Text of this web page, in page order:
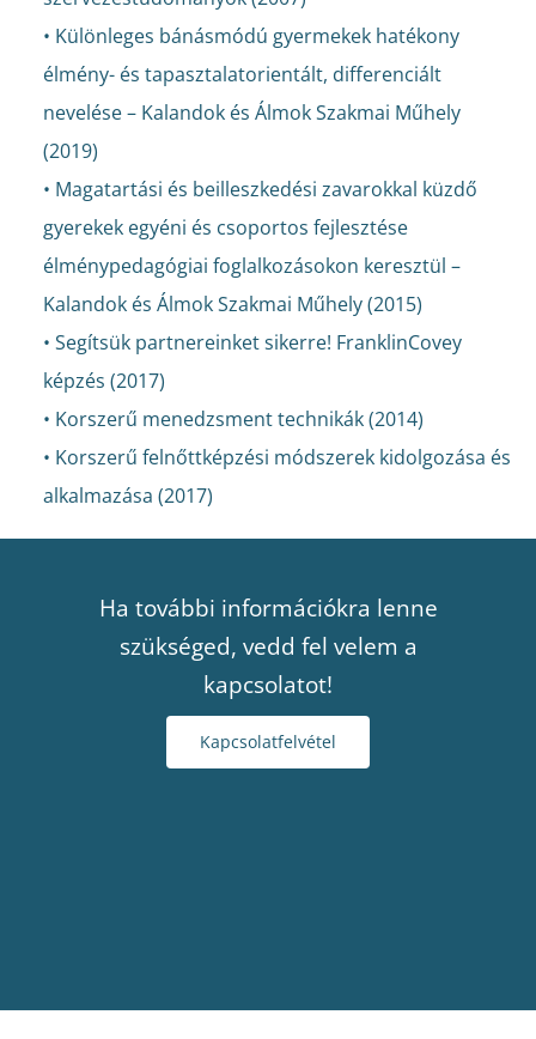
• Különleges bánásmódú gyermekek hatékony
élmény- és tapasztalatorientált, differenciált
nevelése – Kalandok és Álmok Szakmai Műhely
(2019)
• Magatartási és beilleszkedési zavarokkal küzdő
gyerekek egyéni és csoportos fejlesztése
élménypedagógiai foglalkozásokon keresztül –
Kalandok és Álmok Szakmai Műhely (2015)
• Segítsük partnereinket sikerre! FranklinCovey
képzés (2017)
• Korszerű menedzsment technikák (2014)
• Korszerű felnőttképzési módszerek kidolgozása és
alkalmazása (2017)
Ha további információkra lenne
szükséged, vedd fel velem a
kapcsolatot!
Kapcsolatfelvétel